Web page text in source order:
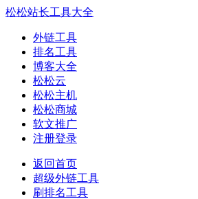
松松站长工具大全
外链工具
排名工具
博客大全
松松云
松松主机
松松商城
软文推广
注册登录
返回首页
超级外链工具
刷排名工具